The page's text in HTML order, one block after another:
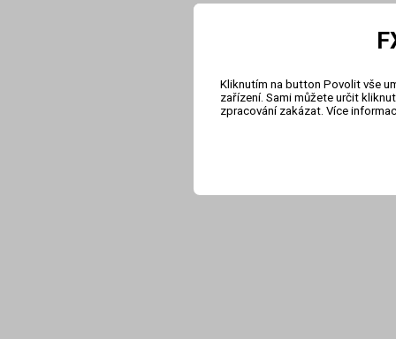
Kliknutím na button Povolit vše
zařízení. Sami můžete určit
zpracování zakázat. Více